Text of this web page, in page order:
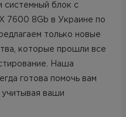
системный блок с
7600 8Gb в Украине по
только новые
которые прошли все
Наша
готова помочь вам
учитывая ваши